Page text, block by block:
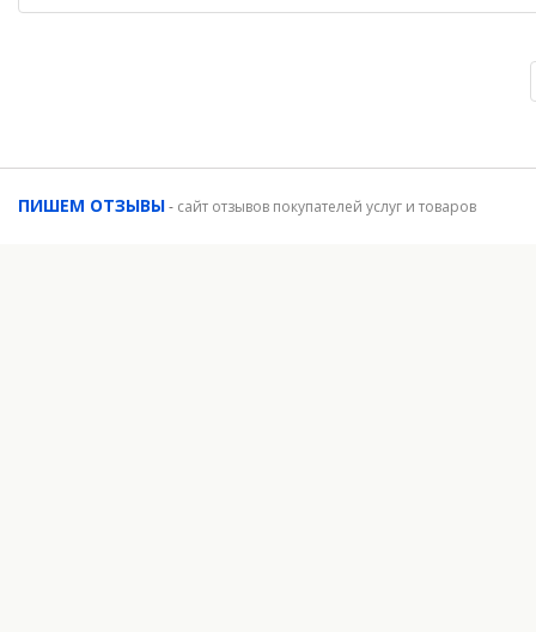
ПИШЕМ ОТЗЫВЫ- сайт отзывов покупателей услуг и товаров